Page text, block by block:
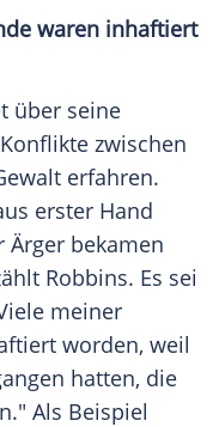
waren inhaftiert
über seine
zwischen
erfahren.
erster Hand
bekamen
Robbins. Es sei
meiner
worden, weil
hatten, die
Als Beispiel